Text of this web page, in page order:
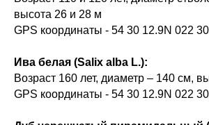
высота 26 и 28 м
GPS координаты - 54 30 12.9N 022
Ива белая (Salix alba L.):
Возраст 160 лет, диаметр – 140 см,
GPS координаты - 54 30 12.9N 022